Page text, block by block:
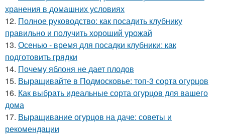
хранения в домашних условиях
12. Полное руководство: как посадить клубнику
правильно и получить хороший урожай
13. Осенью - время для посадки клубники: как
подготовить грядки
14. Почему яблоня не дает плодов
15. Выращивайте в Подмосковье: топ-3 сорта огурцов
16. Как выбрать идеальные сорта огурцов для вашего
дома
17. Выращивание огурцов на даче: советы и
рекомендации